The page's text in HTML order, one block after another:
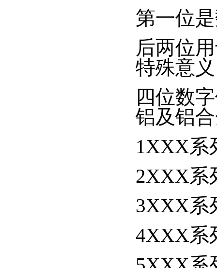
第一位
后两位
特殊意
四位数
铝及铝
1XXX系
2XXX系
3XXX系
4XXX系